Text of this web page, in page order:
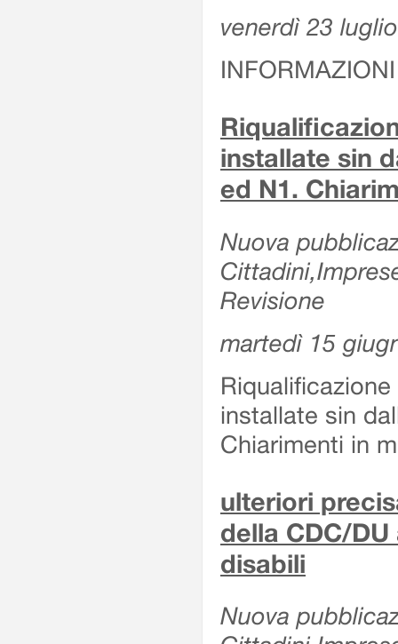
venerdì 23
installate sin
ed N1.
Nuova
Revisione
martedì 15
installate sin
Chiarimenti in
ulteriori
della CDC/
disabili
Nuova